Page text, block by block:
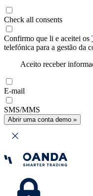
Check all consents
Confirmo que li e aceitei os
telefónica para a gestão da
Aceito receber
E-mail
SMS/MMS
Abrir uma conta demo »